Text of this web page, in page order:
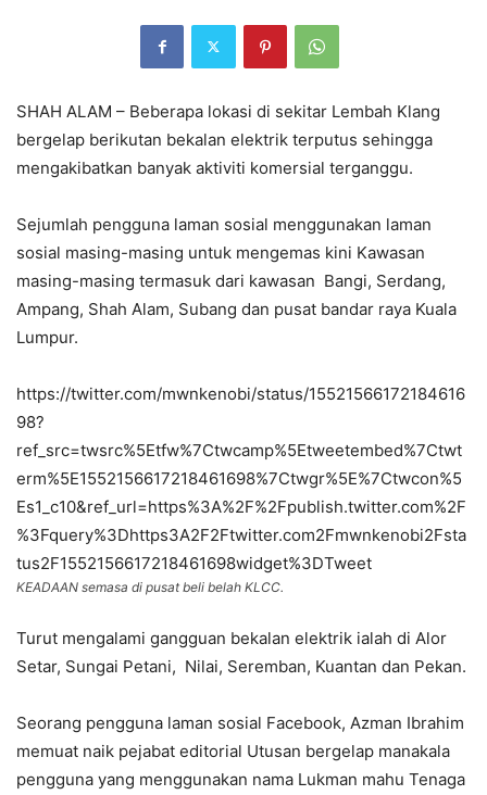
SHAH ALAM – Beberapa lokasi di sekitar Lembah Klang
bergelap berikutan bekalan elektrik terputus sehingga
mengakibatkan banyak aktiviti komersial terganggu.
Sejumlah pengguna laman sosial menggunakan laman
sosial masing-masing untuk mengemas kini Kawasan
masing-masing termasuk dari kawasan Bangi, Serdang,
Ampang, Shah Alam, Subang dan pusat bandar raya Kuala
Lumpur.
https://twitter.com/mwnkenobi/status/15521566172184616
98?
ref_src=twsrc%5Etfw%7Ctwcamp%5Etweetembed%7Ctwt
erm%5E1552156617218461698%7Ctwgr%5E%7Ctwcon%5
Es1_c10&ref_url=https%3A%2F%2Fpublish.twitter.com%2F
%3Fquery%3Dhttps3A2F2Ftwitter.com2Fmwnkenobi2Fsta
tus2F1552156617218461698widget%3DTweet
KEADAAN semasa di pusat beli belah KLCC.
Turut mengalami gangguan bekalan elektrik ialah di Alor
Setar, Sungai Petani, Nilai, Seremban, Kuantan dan Pekan.
Seorang pengguna laman sosial Facebook, Azman Ibrahim
memuat naik pejabat editorial Utusan bergelap manakala
pengguna yang menggunakan nama Lukman mahu Tenaga